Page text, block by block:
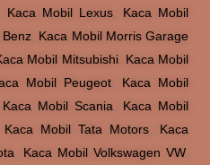
Kaca Mobil Lexus
Kaca Mobil
Kaca Mobil Morris Garage
Mobil Mitsubishi, Kaca Mobil
Mobil Peugeot
Kaca Mobil
Kaca Mobil Scania
Kaca Mobil
Kaca Mobil Tata Motors, Kaca
Kaca Mobil Volkswagen VW,